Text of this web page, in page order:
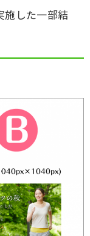
施した一部結